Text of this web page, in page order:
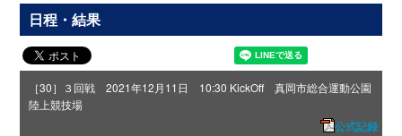
日程・結果
［30］３回戦 2021年12月11日 10:30 KickOff 真岡市総合運動公園
陸上競技場
公式記録